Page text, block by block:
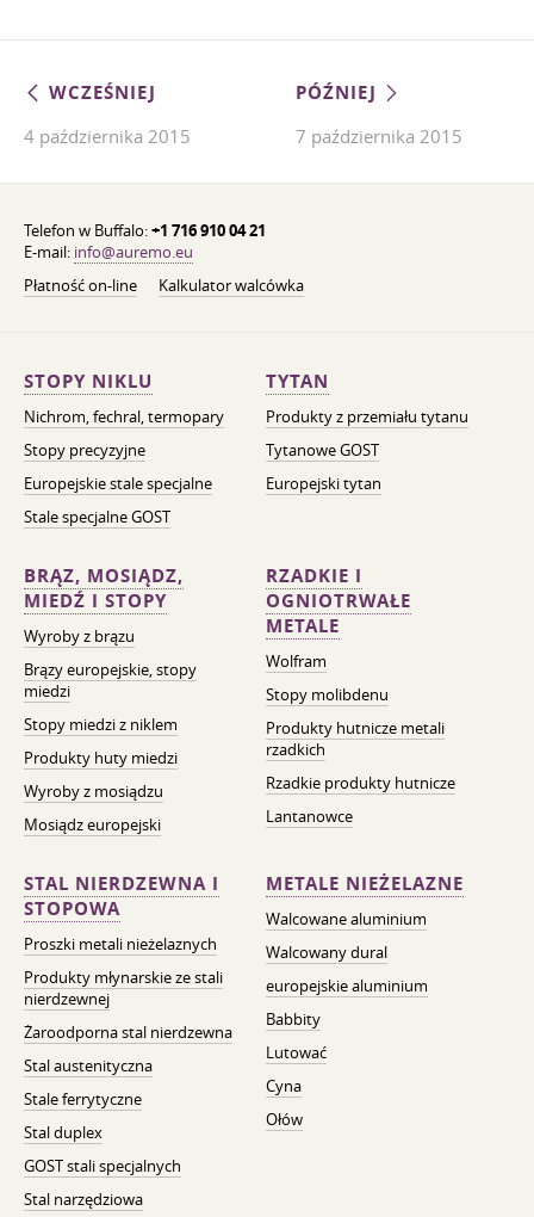
WCZEŚNIEJ
4 października 2015
PÓŹNIEJ
7 października 2015
Telefon w Buffalo:+1 716 910 04 21
E-mail: info@auremo.eu
Płatność on-line
Kalkulator walcówka
STOPY NIKLU
Nichrom, fechral, termopary
Stopy precyzyjne
Europejskie stale specjalne
Stale specjalne GOST
TYTAN
Produkty z przemiału tytanu
Tytanowe GOST
Europejski tytan
BRĄZ, MOSIĄDZ,
MIEDŹ I STOPY
Wyroby z brązu
Brązy europejskie, stopy
miedzi
Stopy miedzi z niklem
Produkty huty miedzi
Wyroby z mosiądzu
Mosiądz europejski
RZADKIE I
OGNIOTRWAŁE
METALE
Wolfram
Stopy molibdenu
Produkty hutnicze metali
rzadkich
Rzadkie produkty hutnicze
Lantanowce
STAL NIERDZEWNA I
STOPOWA
Proszki metali nieżelaznych
Produkty młynarskie ze stali
nierdzewnej
Żaroodporna stal nierdzewna
Stal austenityczna
Stale ferrytyczne
Stal duplex
GOST stali specjalnych
Stal narzędziowa
METALE NIEŻELAZNE
Walcowane aluminium
Walcowany dural
europejskie aluminium
Babbity
Lutować
Cyna
Ołów